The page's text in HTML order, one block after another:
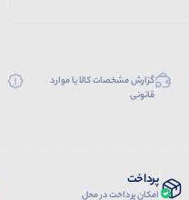
گزارش مشخصات کالا یا موارد
قانونی
پرداخت
امکان پرداخت در محل